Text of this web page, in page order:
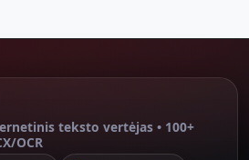
teksto vertėjas • 100+
OCR